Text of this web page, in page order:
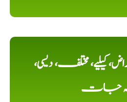
مختلف، دیسی،
جات